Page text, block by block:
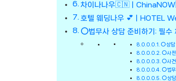
차이나나우🇨🇳ㅣ
호텔 웨딩나우 💕ㅣHOTEL
⭕법무사 상담 준비하기: 필수
⭕상담
⭕사
⭕사
⭕법
⭕상